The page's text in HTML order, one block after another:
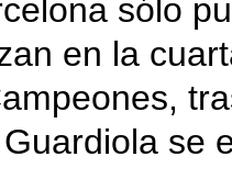
sólo
en la
se